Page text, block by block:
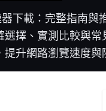
下載：完整指南
擇、實測比較與
升網路瀏覽速度與